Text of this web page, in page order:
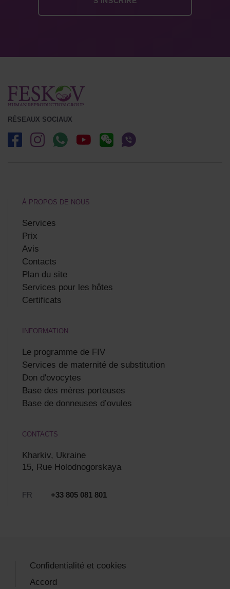
RÉSEAUX SOCIAUX
À PROPOS DE NOUS
Services
Prix
Avis
Contacts
Plan du site
Services pour les hôtes
Certificats
INFORMATION
Le programme de FIV
Services de maternité de substitution
Don d'ovocytes
Base des mères porteuses
Base de donneuses d’ovules
CONTACTS
Kharkiv, Ukraine
15, Rue Holodnogorskaya
FR +33 805 081 801
Confidentialité et cookies
Accord